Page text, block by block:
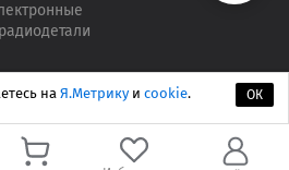
ОК
на Я.Метрику и cookie.